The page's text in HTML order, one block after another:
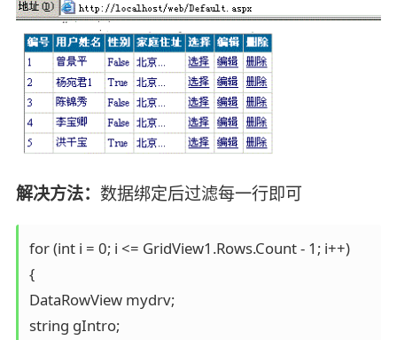
解决方法： 数据绑定后过滤每一行即可
for (int i = 0; i <= GridView1.Rows.Count - 1; i++)
{
DataRowView mydrv;
string gIntro;